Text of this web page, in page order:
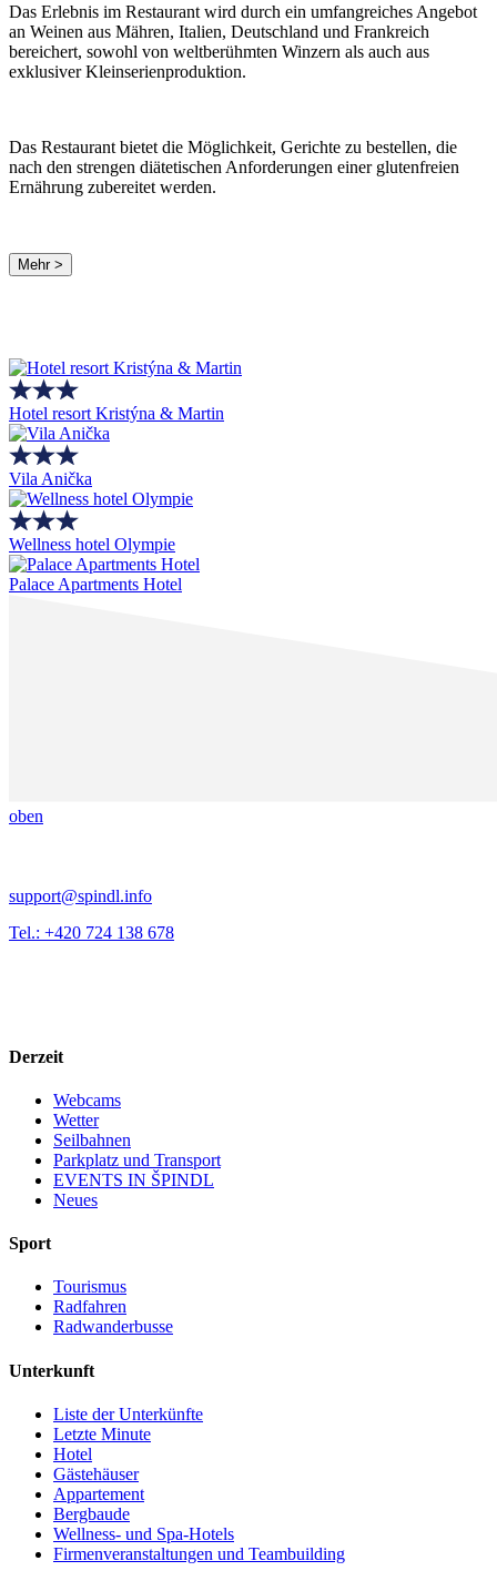
Das Erlebnis im Restaurant wird durch ein umfangreiches Angebot
an Weinen aus Mähren, Italien, Deutschland und Frankreich
bereichert, sowohl von weltberühmten Winzern als auch aus
exklusiver Kleinserienproduktion.
Das Restaurant bietet die Möglichkeit, Gerichte zu bestellen, die
nach den strengen diätetischen Anforderungen einer glutenfreien
Ernährung zubereitet werden.
Mehr >
Hotel resort Kristýna & Martin
Vila Anička
Wellness hotel Olympie
Palace Apartments Hotel
oben
support@spindl.info
Tel.: +420 724 138 678
Derzeit
Webcams
Wetter
Seilbahnen
Parkplatz und Transport
EVENTS IN ŠPINDL
Neues
Sport
Tourismus
Radfahren
Radwanderbusse
Unterkunft
Liste der Unterkünfte
Letzte Minute
Hotel
Gästehäuser
Appartement
Bergbaude
Wellness- und Spa-Hotels
Firmenveranstaltungen und Teambuilding